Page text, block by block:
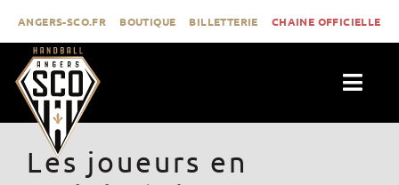
contenu
ANGERS-SCO.FR BOUTIQUE BILLETTERIE CHAINE OFFICIELLE
ACTUALITÉS
CLUB
Les joueurs en